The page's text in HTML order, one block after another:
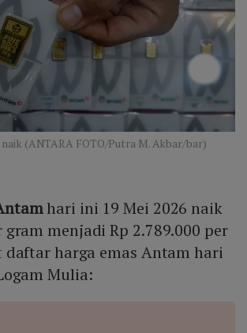
(ANTARA FOTO/Putra M. Akbar/bar)
hari ini 19 Mei 2026 naik
gram menjadi Rp 2.789.000 per
daftar harga emas Antam hari
Mulia: